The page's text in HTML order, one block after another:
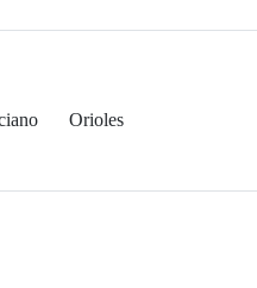
Orioles